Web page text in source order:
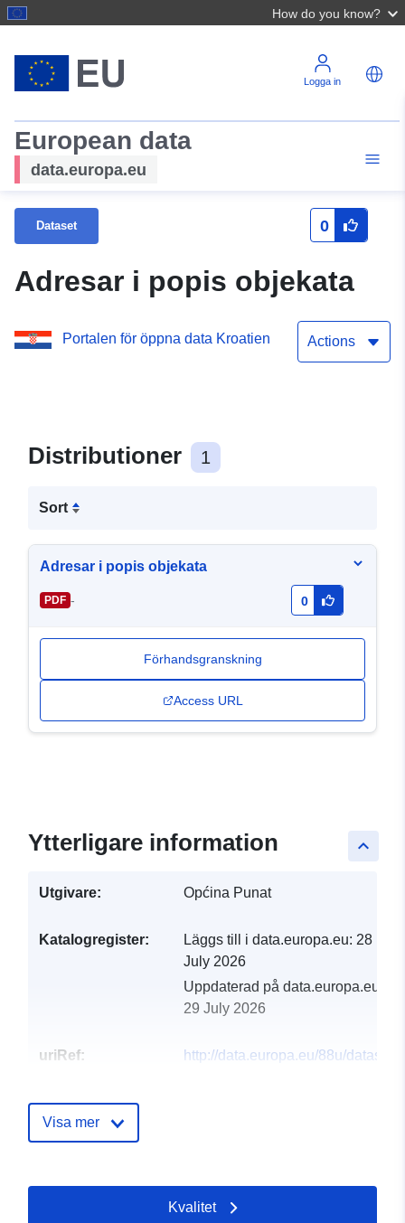
How do you know?
Logga in
European data
data.europa.eu
Dataset 0
Adresar i popis objekata
Portalen för öppna data Kroatien Actions
Distributioner 1
Sort
Adresar i popis objekata
PDF - 0
Förhandsgranskning
Access URL
keyboard_arrow_up
Ytterligare information
Utgivare: Općina Punat
Katalogregister: Läggs till i data.europa.eu: 28
July 2026
Uppdaterad på data.europa.eu:
29 July 2026
uriRef:
http://data.europa.eu/88u/dataset/
Visa mer
Kvalitet